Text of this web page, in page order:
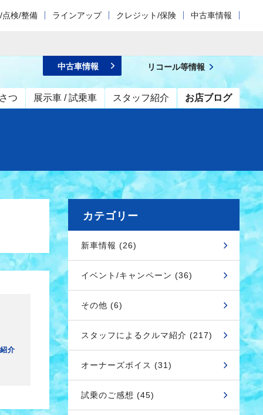
点検/整備 ラインアップ クレジット/保険 中古車情報
つ 展示車 / 試乗車 スタッフ紹介 お店ブログ
中古車情報 リコール等情報
介
カテゴリー
新車情報 (26)
イベント/キャンペーン (36)
その他 (6)
スタッフによるクルマ紹介 (217)
オーナーズボイス (31)
試乗のご感想 (45)